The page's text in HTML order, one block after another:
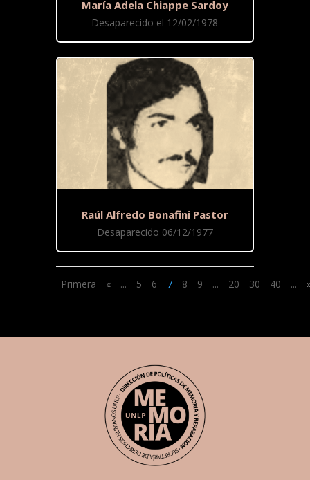
María Adela Chiappe Sardoy
Desaparecido el 12/02/1978
Raúl Alfredo Bonafini Pastor
Desaparecido 06/12/1977
Primera « ... 5 6 7 8 9 ... 20 30 40 ...